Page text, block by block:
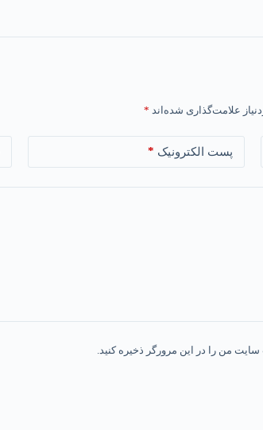
علامت‌گذاری شده‌اند *
پست الکترونیک *
من را در این مرورگر ذخیره کنید.